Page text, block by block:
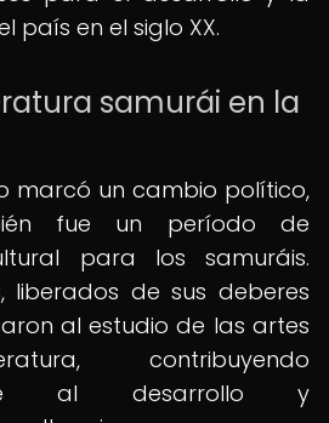
país en el siglo XX.
samurái en la
marcó un cambio político,
fue un período de
para los samuráis.
liberados de sus deberes
al estudio de las artes
contribuyendo
al desarrollo y